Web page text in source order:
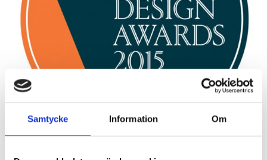
Samtycke Information Om
av Claesson...